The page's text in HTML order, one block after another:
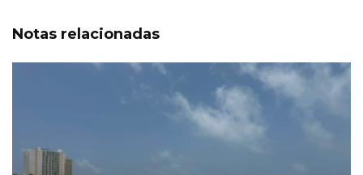
Notas relacionadas